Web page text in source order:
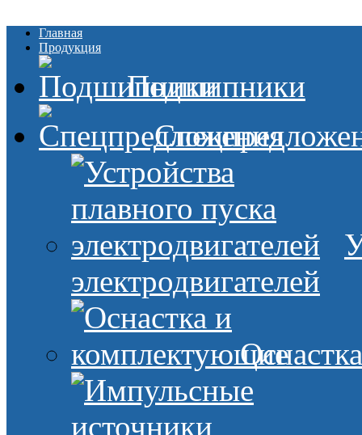
Главная
Продукция
Подшипники
электродвигателей